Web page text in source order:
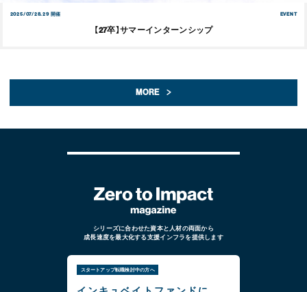
2025/07/28.29 開催 EVENT
【27卒】サマーインターンシップ
MORE
シリーズに合わせた資本と人材の両面から
成長速度を最大化する支援インフラを提供します
スタートアップ転職検討中の方へ